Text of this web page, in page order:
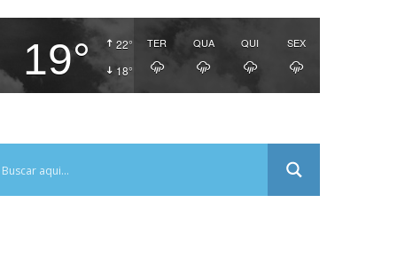
22°
18°
19° TER QUA QUI SEX